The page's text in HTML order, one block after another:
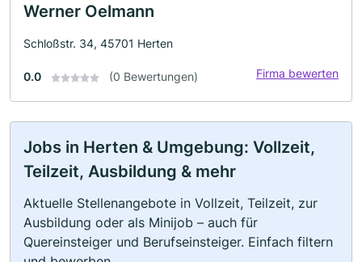
Werner Oelmann
Schloßstr. 34, 45701 Herten
0.0 (0 Bewertungen) Firma bewerten
Jobs in Herten & Umgebung: Vollzeit,
Teilzeit, Ausbildung & mehr
Aktuelle Stellenangebote in Vollzeit, Teilzeit, zur
Ausbildung oder als Minijob – auch für
Quereinsteiger und Berufseinsteiger. Einfach filtern